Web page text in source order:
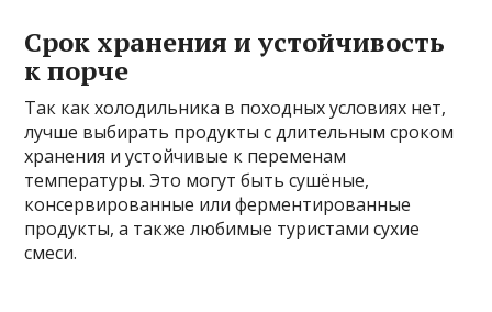
Срок хранения и устойчивость
к порче
Так как холодильника в походных условиях нет,
лучше выбирать продукты с длительным сроком
хранения и устойчивые к переменам
температуры. Это могут быть сушёные,
консервированные или ферментированные
продукты, а также любимые туристами сухие
смеси.